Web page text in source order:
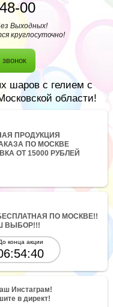
00
Выходных!
круглосуточно!
шаров с гелием с
области!
ПРОДУКЦИЯ
ПО МОСКВЕ
ОТ 15000 РУБЛЕЙ
ПО МОСКВЕ!!
ВЫБОР!!!
конца акции
Инстаграм!
в директ!